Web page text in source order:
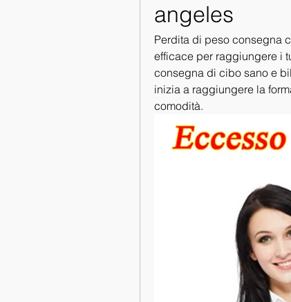
angeles
Perdita di peso consegna
efficace per raggiungere i
consegna di cibo sano e
inizia a raggiungere la
comodità.